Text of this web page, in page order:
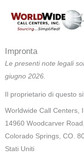
Impronta
Le presenti note legali
giugno 2026.
Il proprietario di questo
Worldwide Call Centers,
14960 Woodcarver
Colorado Springs, CO.
Stati Uniti